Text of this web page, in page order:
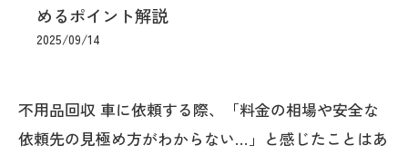
めるポイント解説
2025/09/14
不用品回収 車に依頼する際、「料金の相場や安全な
依頼先の見極め方がわからない…」と感じたことはあ